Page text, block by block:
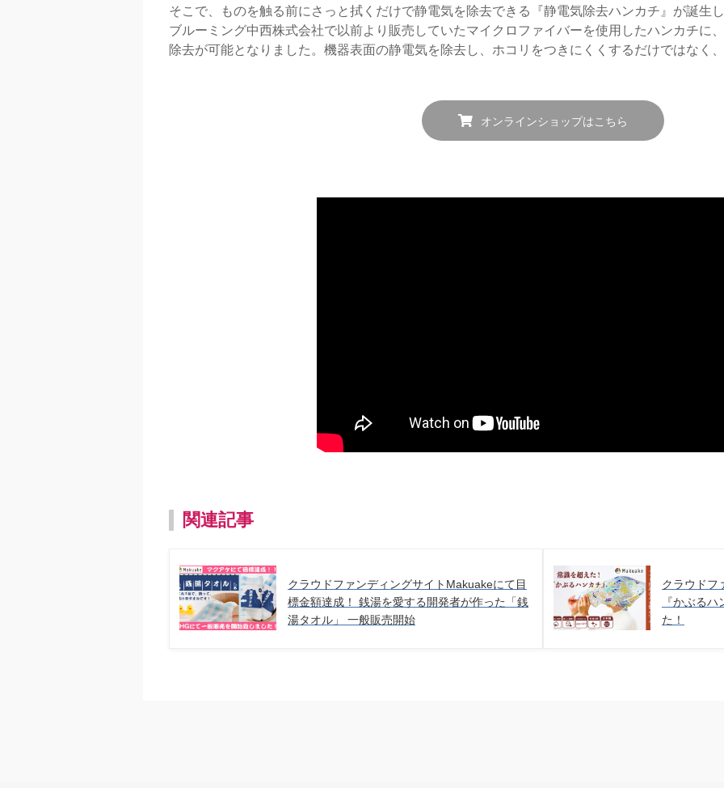
そこで、ものを触る前にさっと拭くだけで静電気を除去できる『静電気除去ハンカチ』が誕生
ブルーミング中西株式会社で以前より販売していたマイクロファイバーを使用したハンカチに
除去が可能となりました。機器表面の静電気を除去し、ホコリをつきにくくするだけではなく
オンラインショップはこちら
関連記事
クラウドファンディングサイトMakuakeにて目
標金額達成！ 銭湯を愛する開発者が作った「銭
湯タオル」 一般販売開始
クラウドフ
『かぶる
た！